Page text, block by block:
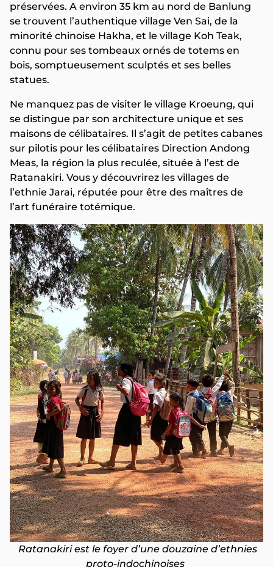
préservées. A environ 35 km au nord de Banlung
se trouvent l’authentique village Ven Sai, de la
minorité chinoise Hakha, et le village Koh Teak,
connu pour ses tombeaux ornés de totems en
bois, somptueusement sculptés et ses belles
statues.
Ne manquez pas de visiter le village Kroeung, qui
se distingue par son architecture unique et ses
maisons de célibataires. Il s’agit de petites cabanes
sur pilotis pour les célibataires Direction Andong
Meas, la région la plus reculée, située à l’est de
Ratanakiri. Vous y découvrirez les villages de
l’ethnie Jarai, réputée pour être des maîtres de
l’art funéraire totémique.
Ratanakiri est le foyer d’une douzaine d’ethnies
proto-indochinoises